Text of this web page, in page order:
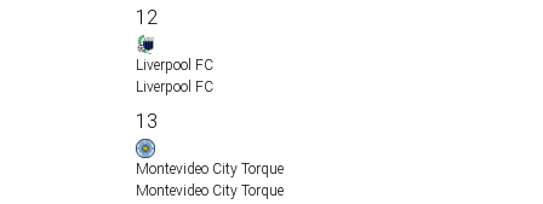
12
Liverpool FC
Liverpool FC
13
Montevideo City Torque
Montevideo City Torque